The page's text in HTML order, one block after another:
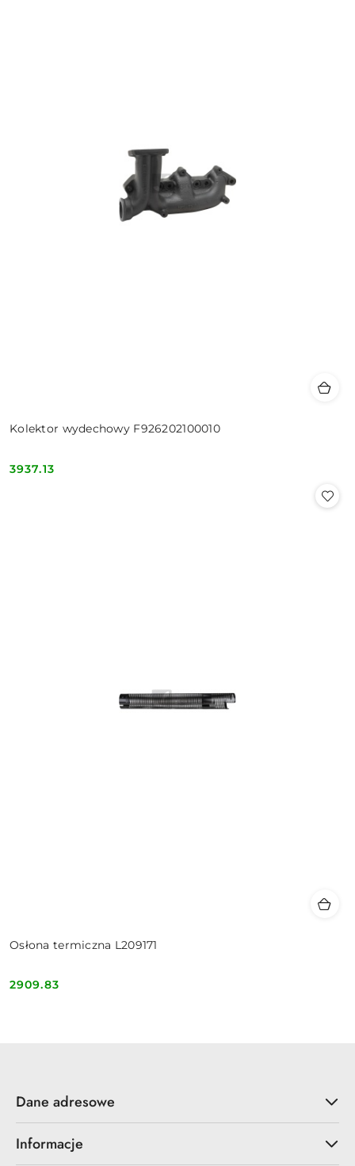
Kolektor wydechowy F926202100010
Cena:
3937.13
Osłona termiczna L209171
Cena:
2909.83
Dane adresowe
Informacje